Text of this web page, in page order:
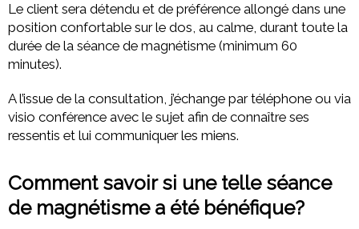
Le client sera détendu et de préférence allongé dans une
position confortable sur le dos, au calme, durant toute la
durée de la séance de magnétisme (minimum 60
minutes).
A l’issue de la consultation, j’échange par téléphone ou via
visio conférence avec le sujet afin de connaître ses
ressentis et lui communiquer les miens.
Comment savoir si une telle séance
de magnétisme a été bénéfique?